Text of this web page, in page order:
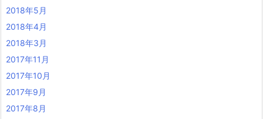
2018年5月
2018年4月
2018年3月
2017年11月
2017年10月
2017年9月
2017年8月